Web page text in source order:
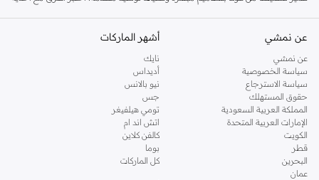
الجري على الطرق: أحذية خفيفة الوزن وسريعة الاستجابة لأميالك اليومية.
الجري على المسارات الوعرة: أحذية متينة وقوية لل مغامرات الخارجية.
المشي: أحذية مريحة وداعمة للاستخدام اليومي.
الاستشفاء: أحذية ناعمة ومبطنة للمساعدة في الاستشفاء بعد الجري.
لماذا تختار هوكا؟
تشتهر هوكا بتوسيدها الفائق وقيادتها السلسة. تحصل على:
راحة استثنائية: توسيد ناعم يقلل من الصدمات والإجهاد.
عن نمشي
عن نمشي
سياسة الخصوصية
سياسة الاسترجاع
حقوق المستهلك
المملكة العربية السعودية
الإمارات العربية المتحدة
الكويت
قطر
البحرين
عمان
أشهر الماركات
نايك
أديداس
نيو بالانس
جس
تومي هيلفيغر
اتش اند ام
كالفن كلاين
بوما
كل الماركات